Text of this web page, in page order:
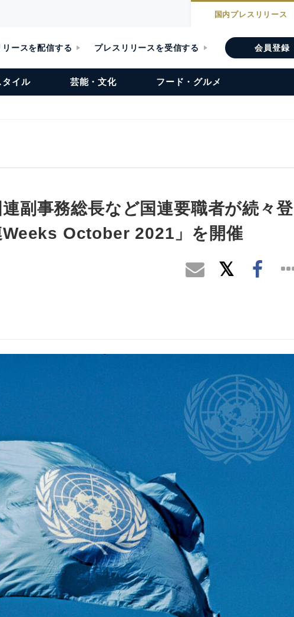
国内プレスリリース
リースを配信する プレスリリースを受信する 会員登録
タイル 芸能・文化 フード・グルメ
副事務総長など国連要職者が続々登
Weeks October 2021」を開催